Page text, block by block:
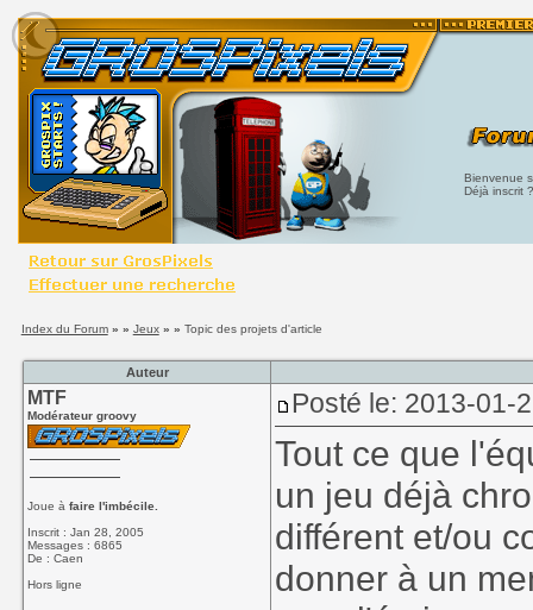
Bienvenue
Déjà inscrit
Index du Forum» » Jeux» » Topic des projets d'article
Auteur
MTF
Modérateur groovy
Joue àfaire l'imbécile.
Inscrit : Jan 28, 2005
Messages : 6865
De : Caen
Hors ligne
Posté le: 2013-01-
Tout ce que
un jeu déjà
différent et/ou
donner à un